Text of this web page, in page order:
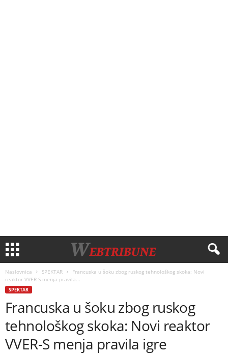
Naslovnica SPEKTAR
Francuska u šoku zbog ruskog tehnološkog skoka: Novi
reaktor VVER-S menja pravila...
SPEKTAR
Francuska u šoku zbog ruskog
tehnološkog skoka: Novi reaktor
VVER-S menja pravila igre